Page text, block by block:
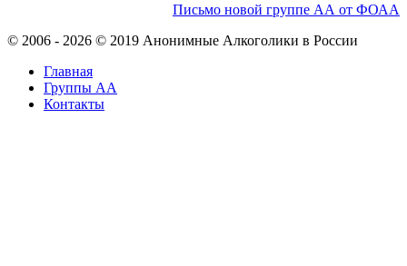
Письмо новой группе АА от ФОАА
© 2006 - 2026 © 2019 Анонимные Алкоголики в России
Главная
Группы АА
Контакты